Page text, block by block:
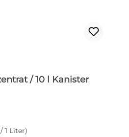
/ 10 l Kanister
1 Liter)